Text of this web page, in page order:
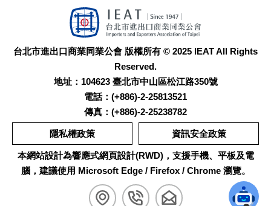
台北市進出口商業同業公會 版權所有 © 2025 IEAT All Rights
Reserved.
地址：104623 臺北市中山區松江路350號
電話：(+886)-2-25813521
傳真：(+886)-2-25238782
隱私權政策 資訊安全政策
本網站設計為響應式網頁設計(RWD)，支援手機、平板及電
腦，建議使用 Microsoft Edge / Firefox / Chrome 瀏覽。
位
置
及
撥
打
電
聯
絡
我
開
IEAT
活